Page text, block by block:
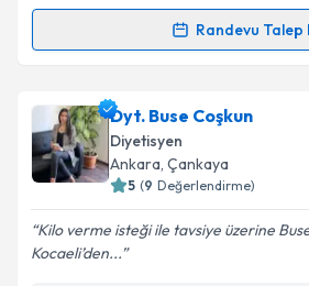
Kişisel verilerimin
'ni okudum ve kişisel
kapsamda işlenmesini kabul
Takvim Talebini
Randevu Talep
Randevu Takvimi Talebi
Dyt. Ülkü Gülben Kıransoy
talebi oluşturun. Size bu uzmandan
için bir takvim hazırlandığında e-
bilgilendireceğiz.
E-posta Adresiniz
Dyt. Buse Coşkun
Diyetisyen
Ankara, Çankaya
5 (9 Değerlendirme)
Kilo verme isteği ile tavsiye üzerine
Kocaeli’den...